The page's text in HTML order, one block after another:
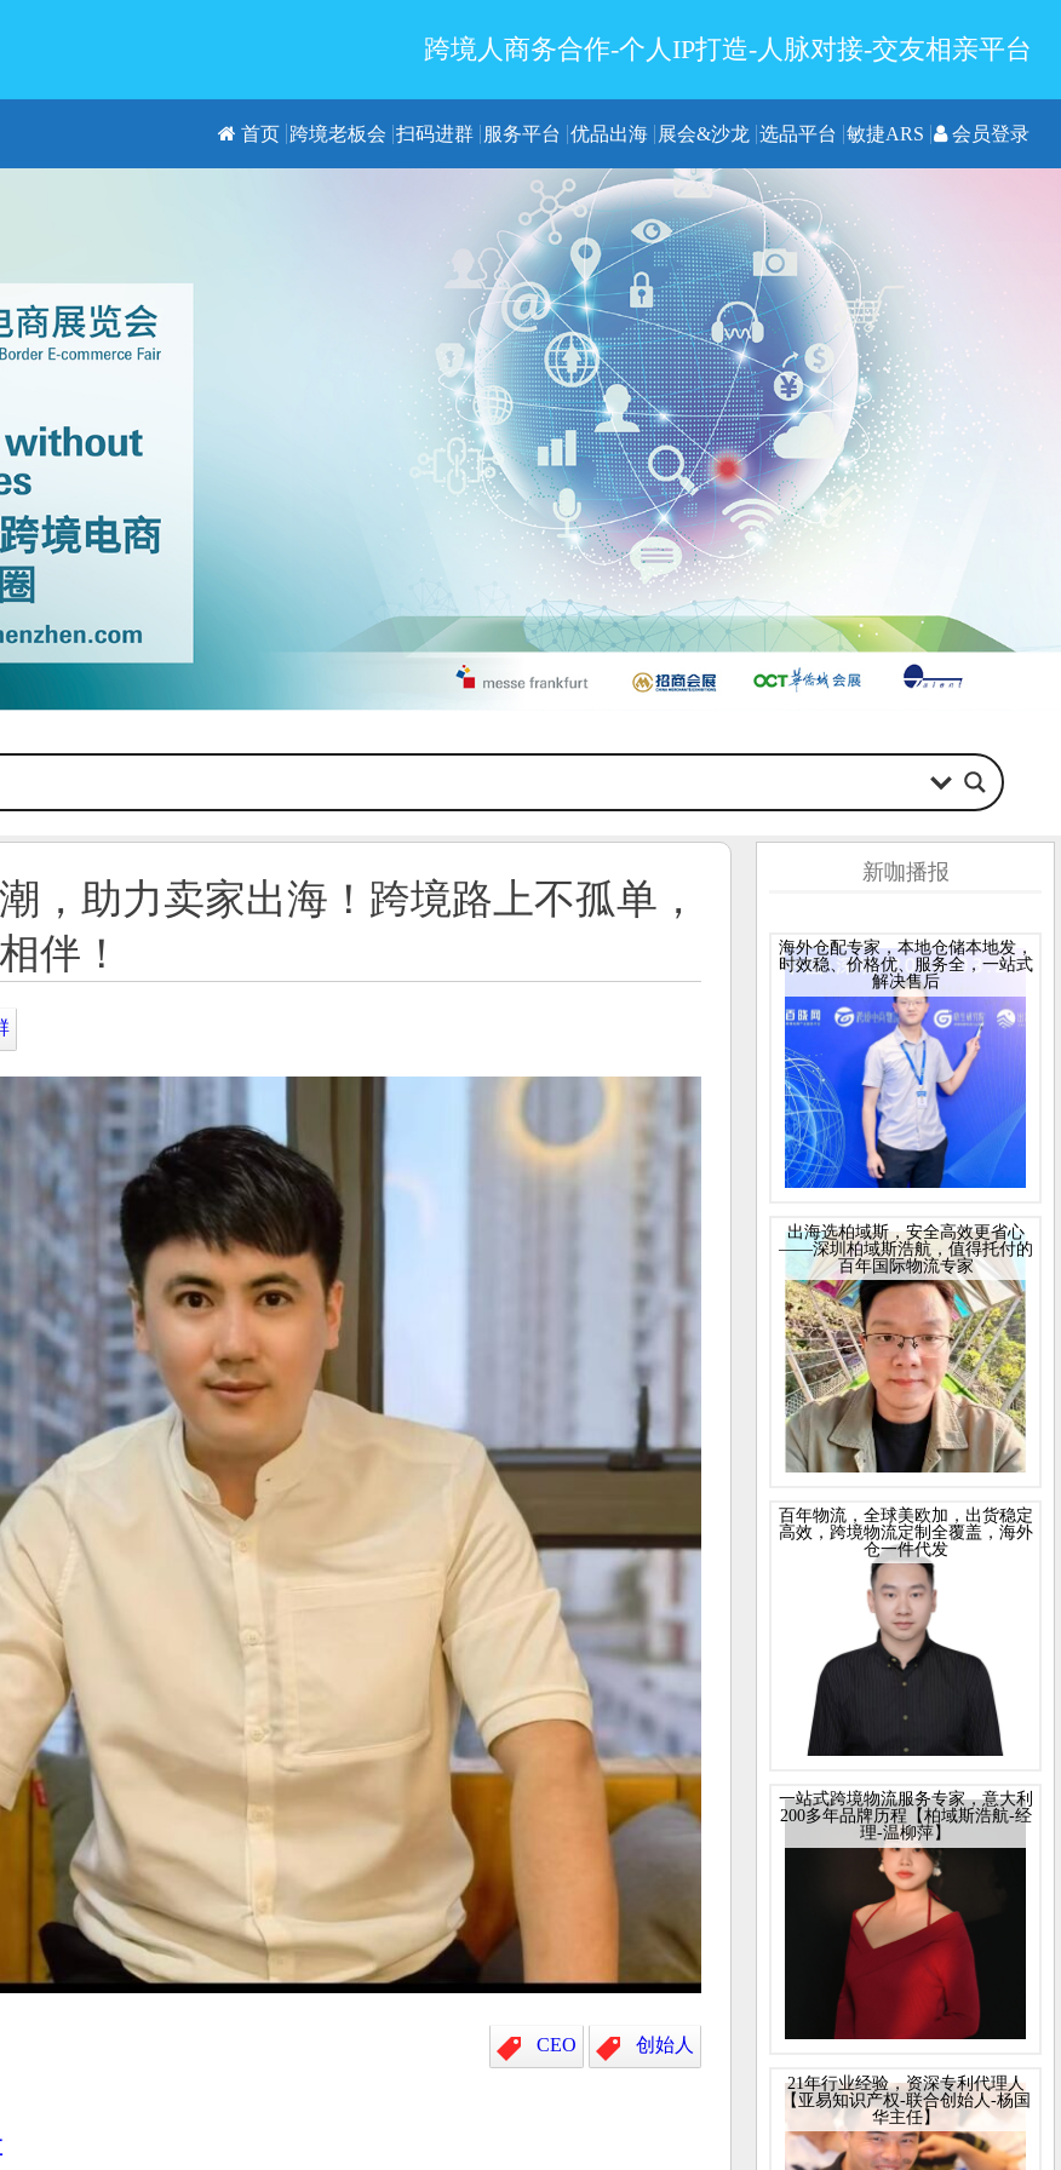
跨境人商务合作-个人IP打造-人脉对接-交友相亲平台
首页 跨境老板会 扫码进群 服务平台 优品出海 展会&沙龙 选品平台 敏捷ARS 会员登录
，助力卖家出海！跨境路上不孤单，
伴！
CEO 创始人
新咖播报
海外仓配专家，本地仓储本地发，
时效稳、价格优、服务全，一站式
解决售后
出海选柏域斯，安全高效更省心
——深圳柏域斯浩航，值得托付的
百年国际物流专家
百年物流，全球美欧加，出货稳定
高效，跨境物流定制全覆盖，海外
仓一件代发
一站式跨境物流服务专家，意大利
200多年品牌历程【柏域斯浩航-经
理-温柳萍】
21年行业经验，资深专利代理人
【亚易知识产权-联合创始人-杨国
华主任】